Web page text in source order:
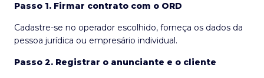
Passo 1. Firmar contrato com o ORD
Cadastre-se no operador escolhido, forneça os dados da
pessoa jurídica ou empresário individual.
Passo 2. Registrar o anunciante e o cliente